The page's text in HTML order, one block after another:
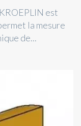
est
la mesure
de...